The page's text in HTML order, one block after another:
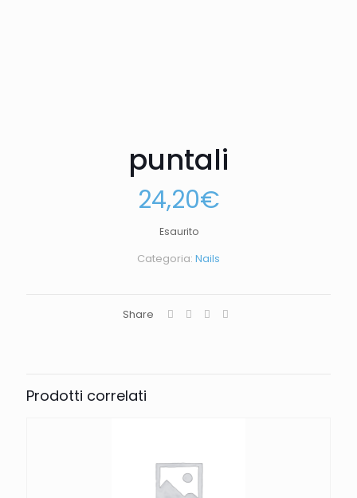
puntali
24,20€
Esaurito
Categoria: Nails
Share
Prodotti correlati